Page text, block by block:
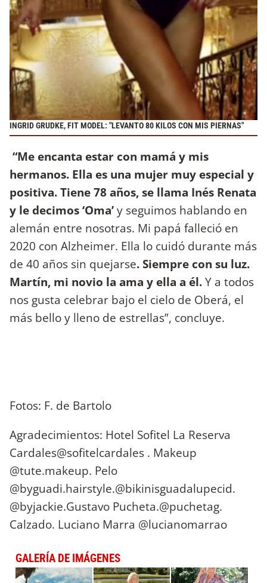
INGRID GRUDKE, FIT MODEL: "LEVANTO 80 KILOS CON MIS PIERNAS"
“Me encanta estar con mamá y mis
hermanos. Ella es una mujer muy especial y
positiva. Tiene 78 años, se llama Inés Renata
y le decimos ‘Oma’y seguimos hablando en
alemán entre nosotras. Mi papá falleció en
2020 con Alzheimer. Ella lo cuidó durante más
de 40 años sin quejarse. Siempre con su luz.
Martín, mi novio la ama y ella a él.Y a todos
nos gusta celebrar bajo el cielo de Oberá, el
más bello y lleno de estrellas”, concluye.
Fotos: F. de Bartolo
Agradecimientos: Hotel Sofitel La Reserva
Cardales@sofitelcardales . Makeup
@tute.makeup. Pelo
@byguadi.hairstyle.@bikinisguadalupecid.
@byjackie.Gustavo Pucheta.@puchetag.
Calzado. Luciano Marra @lucianomarrao
GALERÍA DE IMÁGENES